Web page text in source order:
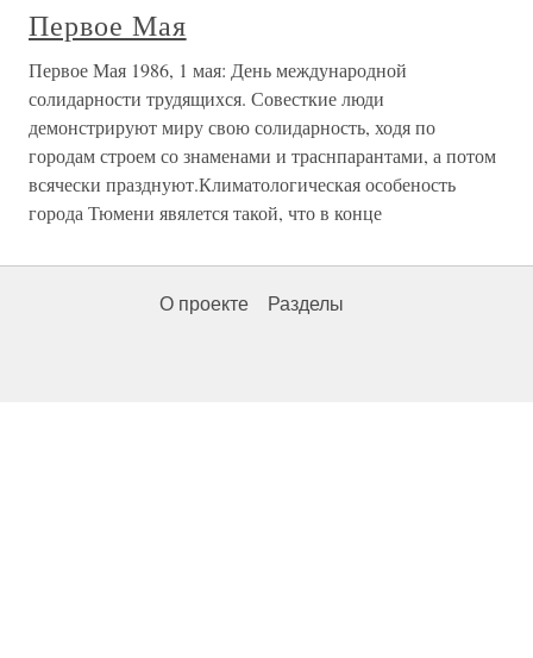
Первое Мая
Первое Мая 1986, 1 мая: День международной
солидарности трудящихся. Совесткие люди
демонстрируют миру свою солидарность, ходя по
городам строем со знаменами и траснпарантами, а потом
всячески празднуют.Климатологическая особеность
города Тюмени явялется такой, что в конце
О проекте Разделы